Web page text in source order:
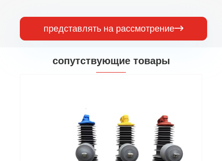
представлять на рассмотрение
сопутствующие товары